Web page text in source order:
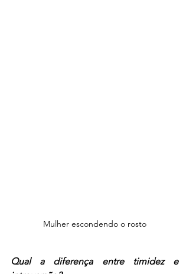
Mulher escondendo o rosto
Qual a diferença entre timidez e